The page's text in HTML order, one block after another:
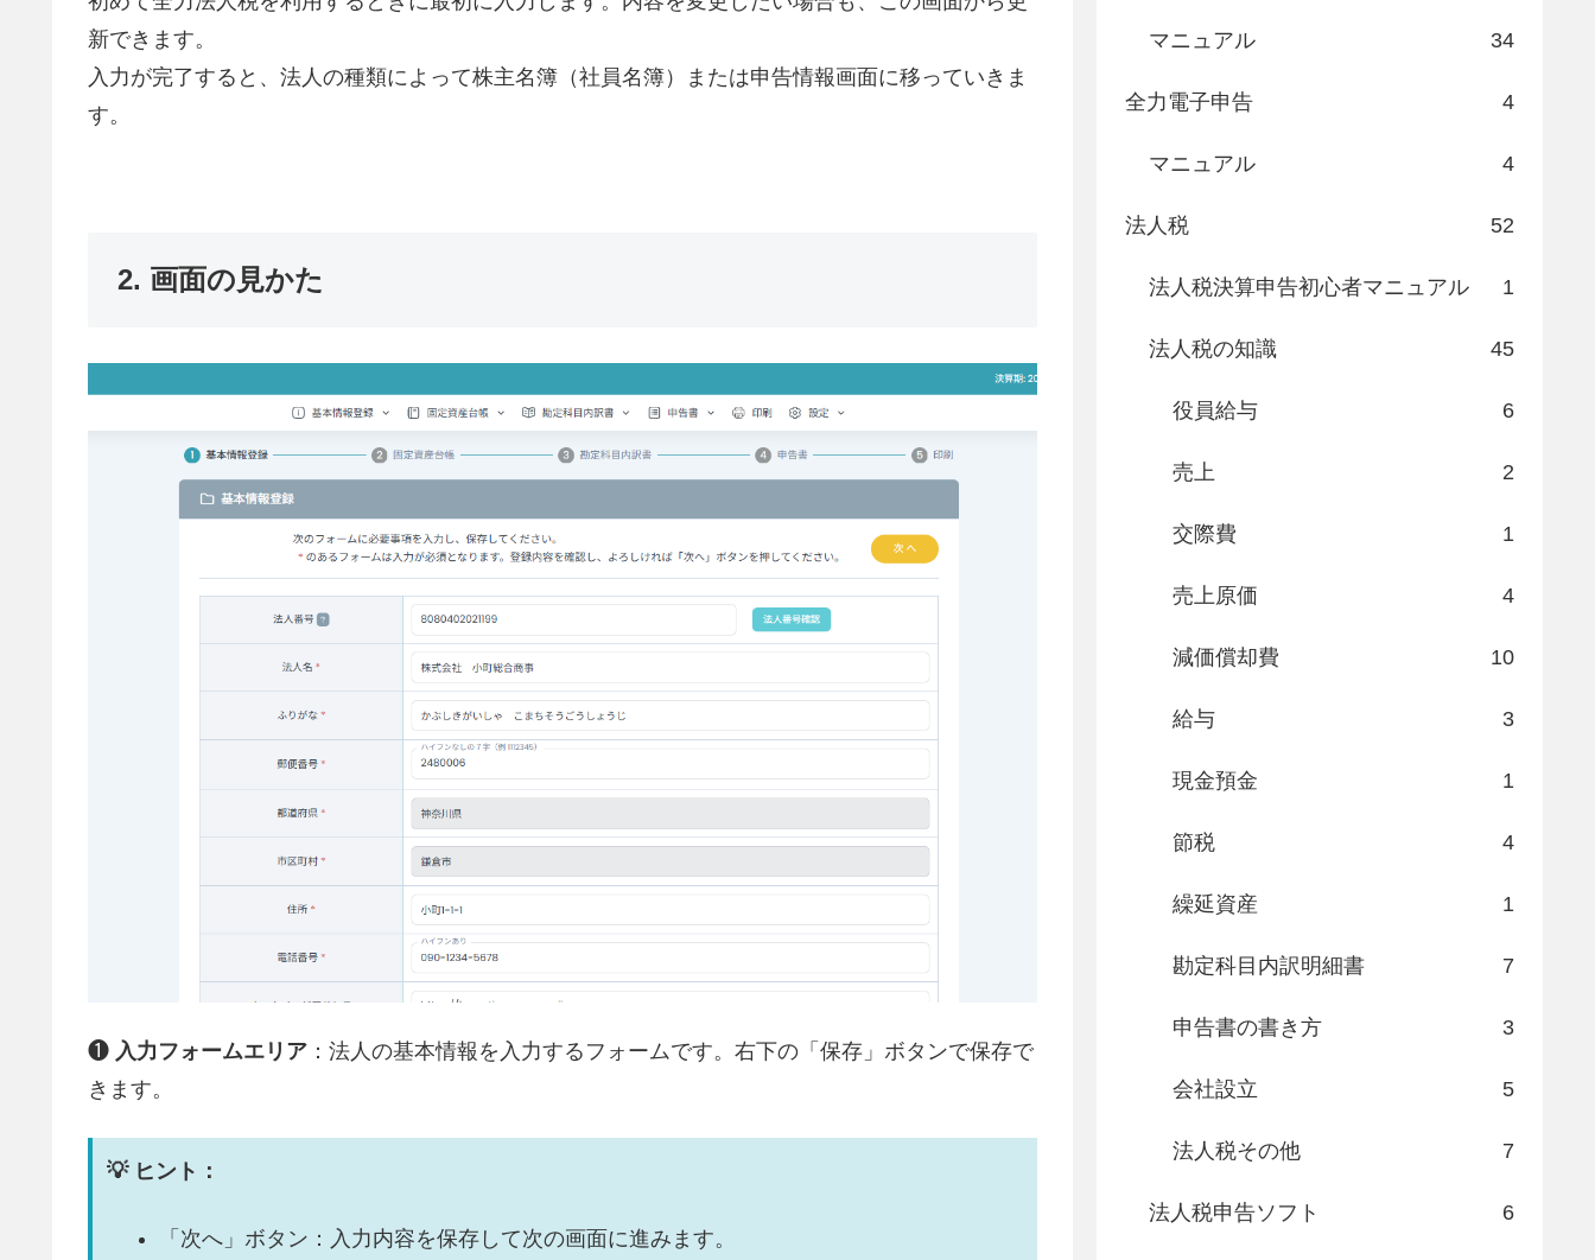
新できます。
入力が完了すると、法人の種類によって株主名簿（社員名簿）または申告情報画面に移っていきま
す。
2. 画面の見かた
❶ 入力フォームエリア ：法人の基本情報を入力するフォームです。右下の「保存」ボタンで保存で
きます。
💡 ヒント：
「次へ」ボタン：入力内容を保存して次の画面に進みます。
マニュアル 34
全力電子申告 4
マニュアル 4
法人税 52
法人税決算申告初心者マニュアル 1
法人税の知識 45
役員給与 6
売上 2
交際費 1
売上原価 4
減価償却費 10
給与 3
現金預金 1
節税 4
繰延資産 1
勘定科目内訳明細書 7
申告書の書き方 3
会社設立 5
法人税その他 7
法人税申告ソフト 6